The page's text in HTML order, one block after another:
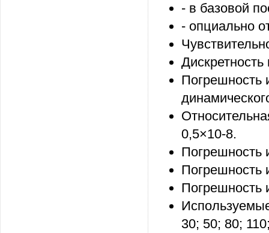
- в базовой
- опциально
Погрешность
0,5×10-8.
Погрешность
Погрешность
Погрешность
30; 50; 80;